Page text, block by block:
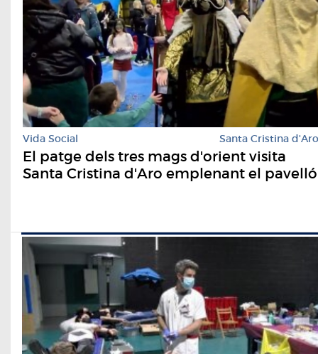
Vida Social Santa Cristina d'Aro
El patge dels tres mags d'orient visita
Santa Cristina d'Aro emplenant el pavelló